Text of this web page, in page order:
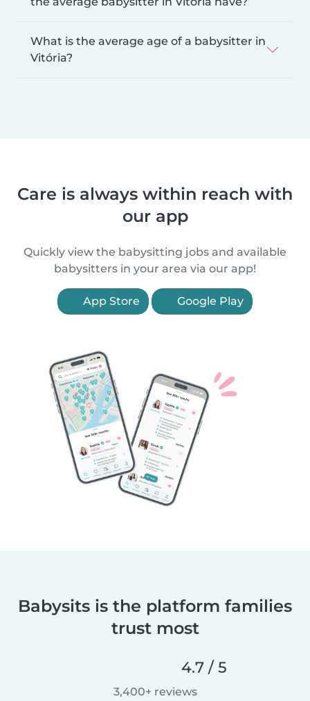
What is the average age of a babysitter in
Vitória?
Care is always within reach with
our app
Quickly view the babysitting jobs and available
babysitters in your area via our app!
App Store Google Play
Babysits is the platform families
trust most
4.7 / 5
3,400+ reviews